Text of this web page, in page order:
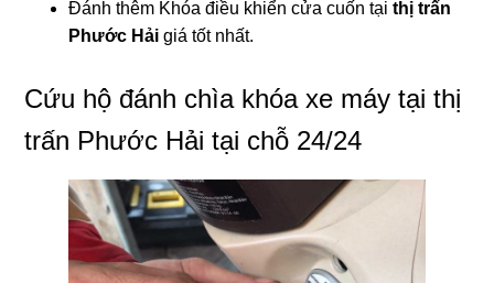
Đánh thêm Khóa điều khiển cửa cuốn tạithị trấn
Phước Hảigiá tốt nhất.
Cứu hộ đánh chìa khóa xe máy tại thị
trấn Phước Hải tại chỗ 24/24